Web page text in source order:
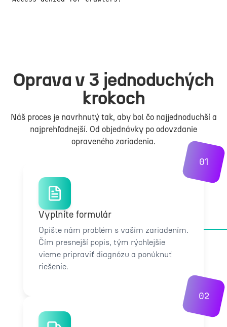
Oprava v 3 jednoduchých
krokoch
Náš proces je navrhnutý tak, aby bol čo najjednoduchší a
najprehľadnejší. Od objednávky po odovzdanie
opraveného zariadenia.
01
Vyplníte formulár
Opíšte nám problém s vaším zariadením.
Čím presnejší popis, tým rýchlejšie
vieme pripraviť diagnózu a ponúknuť
riešenie.
02